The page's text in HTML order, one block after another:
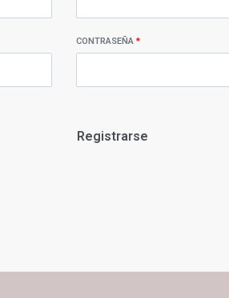
CONTRASEÑA *
Registrarse